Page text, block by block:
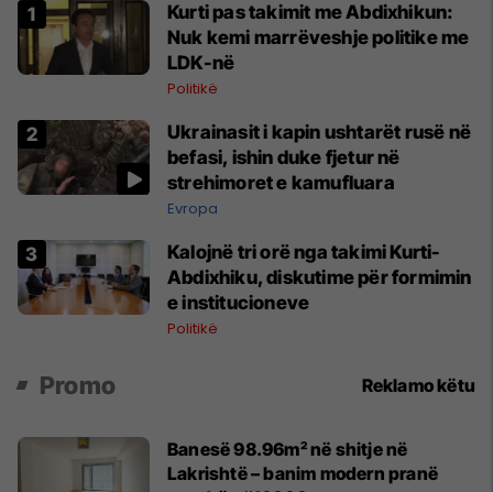
Kurti pas takimit me Abdixhikun:
Nuk kemi marrëveshje politike me
LDK-në
Politikë
Ukrainasit i kapin ushtarët rusë në
befasi, ishin duke fjetur në
strehimoret e kamufluara
Evropa
Kalojnë tri orë nga takimi Kurti-
Abdixhiku, diskutime për formimin
e institucioneve
Politikë
Promo Reklamo këtu
Banesë 98.96m² në shitje në
Lakrishtë – banim modern pranë